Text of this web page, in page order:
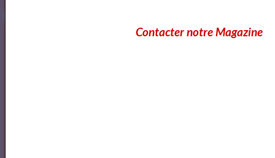
https://www.mylibreto.com/inicioContacter notre Magazine